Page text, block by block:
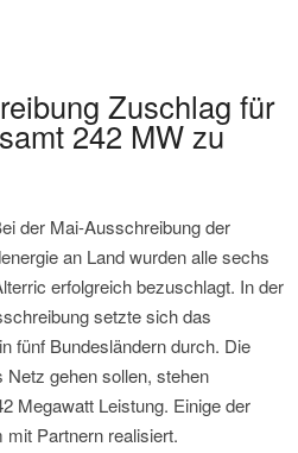
Zuschlag für
242 MW zu
der Mai-Ausschreibung der
an Land wurden alle sechs
erfolgreich bezuschlagt. In der
setzte sich das
fünf Bundesländern durch. Die
gehen sollen, stehen
Megawatt Leistung. Einige der
Partnern realisiert.